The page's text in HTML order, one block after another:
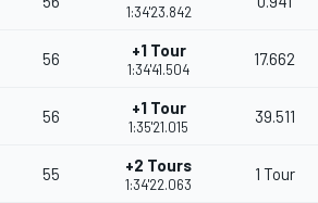
1:34'23.842
56 +1 Tour
1:34'41.504
17.662
56 +1 Tour
1:35'21.015
39.511
55 +2 Tours
1:34'22.063
1 Tour